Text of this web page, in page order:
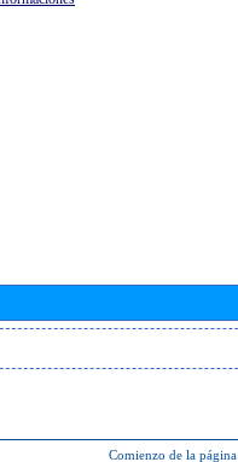
Comienzo de la página